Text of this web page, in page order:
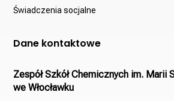
Świadczenia socjalne
Dane kontaktowe
Zespół Szkół Chemicznych im. Marii
we Włocławku